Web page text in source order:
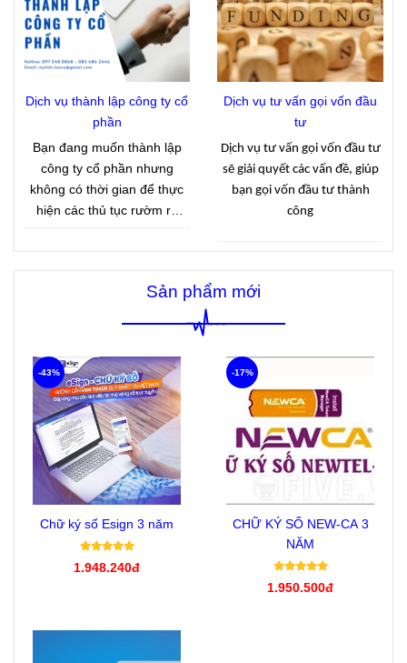
sinh với cơ quan thuế đúng
thời hạn. Đây là quy định
nhằm giúp cơ quan thuế xác
định tình hình kinh doanh
lý thuế theo quy định hiện
hành.
Dịch vụ thành lập công ty cổ
phần
Bạn đang muốn thành lập
công ty cổ phần nhưng
không có thời gian để thực
hiện các thủ tục rườm rà
kinh nghiệm cung cấp dịch
vụ thành lập công ty cổ phần
giúp khách hàng nhanh
Dịch vụ tư vấn gọi vốn đầu
tư
Dịch vụ tư vấn gọi vốn đầu tư
sẽ giải quyết các vấn đề, giúp
bạn gọi vốn đầu tư thành
công
Sản phẩm mới
Chữ ký số Esign 3 năm
1.948.240đ
-43%
CHỮ KÝ SỐ NEW-CA 3
NĂM
1.950.500đ
-17%